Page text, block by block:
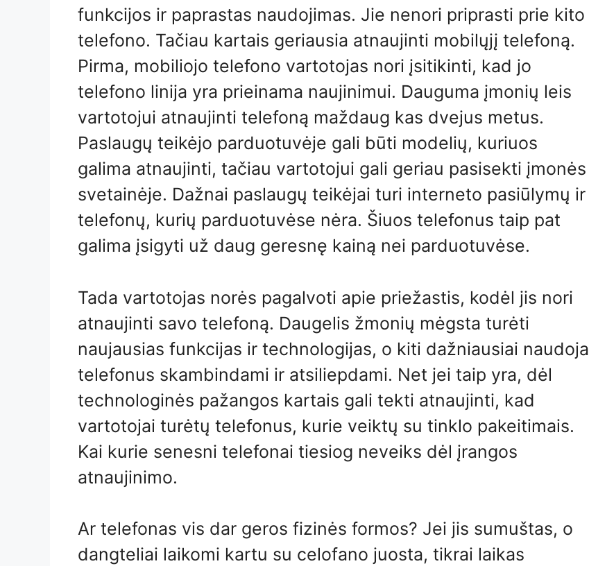
funkcijos ir paprastas naudojimas. Jie nenori priprasti prie kito
telefono. Tačiau kartais geriausia atnaujinti mobilųjį telefoną.
Pirma, mobiliojo telefono vartotojas nori įsitikinti, kad jo
telefono linija yra prieinama naujinimui. Dauguma įmonių leis
vartotojui atnaujinti telefoną maždaug kas dvejus metus.
Paslaugų teikėjo parduotuvėje gali būti modelių, kuriuos
galima atnaujinti, tačiau vartotojui gali geriau pasisekti įmonės
svetainėje. Dažnai paslaugų teikėjai turi interneto pasiūlymų ir
telefonų, kurių parduotuvėse nėra. Šiuos telefonus taip pat
galima įsigyti už daug geresnę kainą nei parduotuvėse.
Tada vartotojas norės pagalvoti apie priežastis, kodėl jis nori
atnaujinti savo telefoną. Daugelis žmonių mėgsta turėti
naujausias funkcijas ir technologijas, o kiti dažniausiai naudoja
telefonus skambindami ir atsiliepdami. Net jei taip yra, dėl
technologinės pažangos kartais gali tekti atnaujinti, kad
vartotojai turėtų telefonus, kurie veiktų su tinklo pakeitimais.
Kai kurie senesni telefonai tiesiog neveiks dėl įrangos
atnaujinimo.
Ar telefonas vis dar geros fizinės formos? Jei jis sumuštas, o
dangteliai laikomi kartu su celofano juosta, tikrai laikas